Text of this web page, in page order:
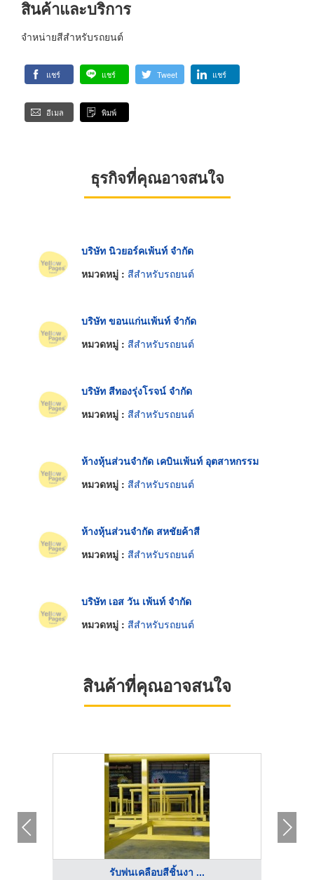
สินค้าและบริการ
จำหน่ายสีสำหรับรถยนต์
แชร์ แชร์ Tweet แชร์
อีเมล พิมพ์
ธุรกิจที่คุณอาจสนใจ
บริษัท นิวยอร์คเพ้นท์ จำกัด
หมวดหมู่ : สีสำหรับรถยนต์
บริษัท ขอนแก่นเพ้นท์ จำกัด
หมวดหมู่ : สีสำหรับรถยนต์
บริษัท สีทองรุ่งโรจน์ จำกัด
หมวดหมู่ : สีสำหรับรถยนต์
ห้างหุ้นส่วนจำกัด เคบินเพ้นท์ อุตสาหกรรม
หมวดหมู่ : สีสำหรับรถยนต์
ห้างหุ้นส่วนจำกัด สหชัยค้าสี
หมวดหมู่ : สีสำหรับรถยนต์
บริษัท เอส วัน เพ้นท์ จำกัด
หมวดหมู่ : สีสำหรับรถยนต์
สินค้าที่คุณอาจสนใจ
รับพ่นเคลือบสีชิ้นงา ...